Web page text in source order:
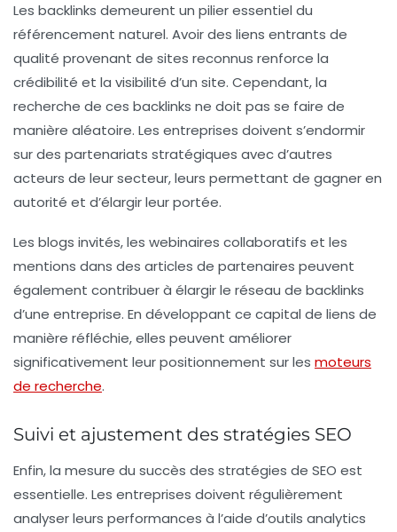
Les backlinks demeurent un pilier essentiel du
référencement naturel. Avoir des liens entrants de
qualité provenant de sites reconnus renforce la
crédibilité et la visibilité d’un site. Cependant, la
recherche de ces backlinks ne doit pas se faire de
manière aléatoire. Les entreprises doivent s’endormir
sur des partenariats stratégiques avec d’autres
acteurs de leur secteur, leurs permettant de gagner en
autorité et d’élargir leur portée.
Les blogs invités, les webinaires collaboratifs et les
mentions dans des articles de partenaires peuvent
également contribuer à élargir le réseau de backlinks
d’une entreprise. En développant ce capital de liens de
manière réfléchie, elles peuvent améliorer
significativement leur positionnement sur les moteurs
de recherche.
Suivi et ajustement des stratégies SEO
Enfin, la mesure du succès des stratégies de SEO est
essentielle. Les entreprises doivent régulièrement
analyser leurs performances à l’aide d’outils analytics